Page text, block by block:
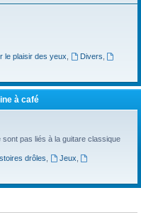
le plaisir des yeux Divers
à café
pas liés à la guitare classique
drôles Jeux